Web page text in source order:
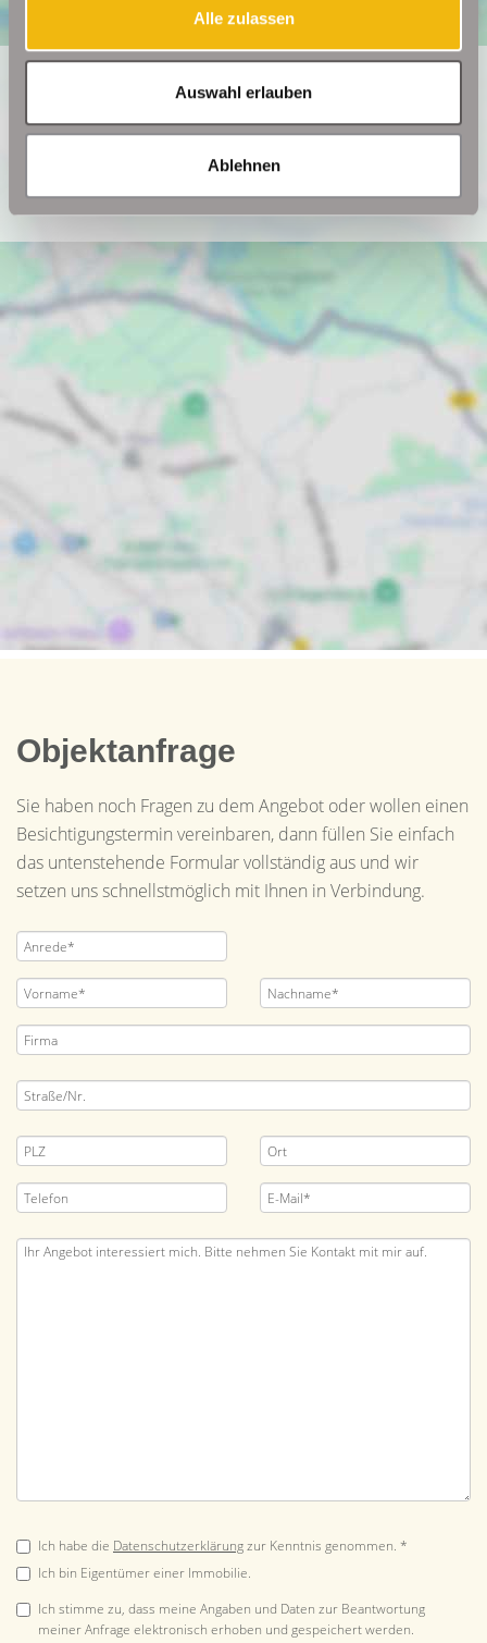
Alle zulassen
Auswahl erlauben
Ablehnen
angezeigt werden. Es gelten die Datenschutzbedingungen
von Google (https://policies.google.com/privacy).
Ich bin einverstanden
Objektanfrage
Sie haben noch Fragen zu dem Angebot oder wollen einen
Besichtigungstermin vereinbaren, dann füllen Sie einfach
das untenstehende Formular vollständig aus und wir
setzen uns schnellstmöglich mit Ihnen in Verbindung.
Ich habe die Datenschutzerklärungzur Kenntnis genommen. *
Ich bin Eigentümer einer Immobilie.
Ich stimme zu, dass meine Angaben und Daten zur Beantwortung
meiner Anfrage elektronisch erhoben und gespeichert werden.